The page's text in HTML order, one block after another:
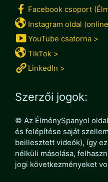
Facebook csoport
Instagram oldal
YouTube csatorna >
TikTok >
LinkedIn >
Szerzői jogok:
© Az ÉlménySpanyol
és felépítése saját
beillesztett videók), így
nélküli másolása,
jogi következményeket